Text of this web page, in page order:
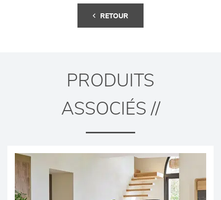
RETOUR
PRODUITS
ASSOCIÉS //